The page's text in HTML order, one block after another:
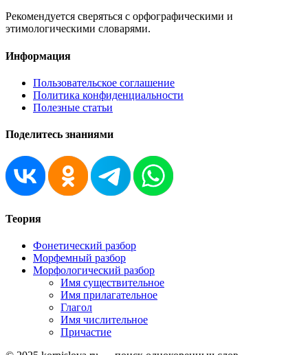
Рекомендуется сверяться с орфографическими и
этимологическими словарями.
Информация
Пользовательское соглашение
Политика конфиденциальности
Полезные статьи
Поделитесь знаниями
Теория
Фонетический разбор
Морфемный разбор
Морфологический разбор
Имя существительное
Имя прилагательное
Глагол
Имя числительное
Причастие